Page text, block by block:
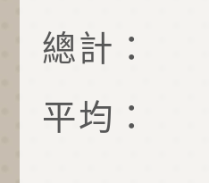
總計：
平均：